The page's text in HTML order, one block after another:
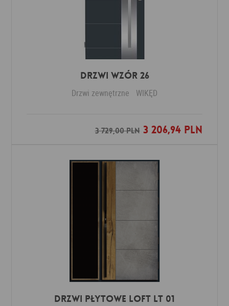
Drzwi Wzór 26
Drzwi zewnętrzne WIKĘD
3 729,00 PLN3 206,94 PLN
Dodaj do ulubionych
DRZWI PŁYTOWE LOFT LT 01